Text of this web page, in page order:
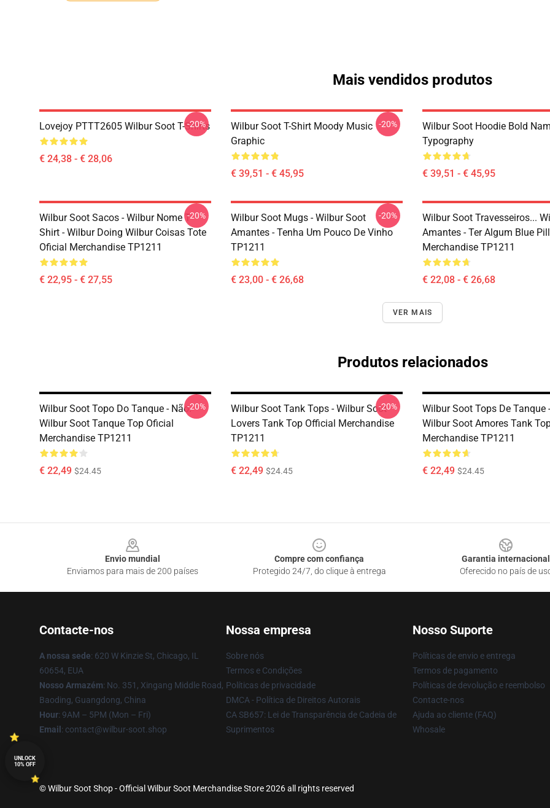
Mais vendidos produtos
Lovejoy PTTT2605 Wilbur Soot T-Shirts
€ 24,38 - € 28,06
-20%
Wilbur Soot T-Shirt Moody Music
Graphic
€ 39,51 - € 45,95
-20%
Wilbur Soot Hoodie Bold
Typography
€ 39,51 - € 45,95
Wilbur Soot Sacos - Wilbur Nome T
Shirt - Wilbur Doing Wilbur Coisas Tote
Oficial Merchandise TP1211
€ 22,95 - € 27,55
-20%
Wilbur Soot Mugs - Wilbur Soot
Amantes - Tenha Um Pouco De Vinho
TP1211
€ 23,00 - € 26,68
-20%
Wilbur Soot Travesseiros...
Amantes - Ter Algum Blue
Merchandise TP1211
€ 22,08 - € 26,68
VER MAIS
Produtos relacionados
Wilbur Soot Topo Do Tanque - Não.
Wilbur Soot Tanque Top Oficial
Merchandise TP1211
€ 22,49 $24.45
-20%
Wilbur Soot Tank Tops - Wilbur Soot
Lovers Tank Top Official Merchandise
TP1211
€ 22,49 $24.45
-20%
Wilbur Soot Tops De Tanque
Wilbur Soot Amores Tank
Merchandise TP1211
€ 22,49 $24.45
Envio mundial
Enviamos para mais de 200 países
Compre com confiança
Protegido 24/7, do clique à entrega
Garantia internacional
Oferecido no país de
Contacte-nos
A nossa sede: 620 W Kinzie St, Chicago, IL
60654, EUA
Nosso Armazém: No. 351, Xingang Middle Road,
Baoding, Guangdong, China
Hour: 9AM – 5PM (Mon – Fri)
Email : contact@wilbur-soot.shop
Nossa empresa
Sobre nós
Termos e Condições
Políticas de privacidade
DMCA - Política de Direitos Autorais
CA SB657: Lei de Transparência de Cadeia de
Suprimentos
Nosso Suporte
Políticas de envio e entrega
Termos de pagamento
Políticas de devolução e reembolso
Contacte-nos
Ajuda ao cliente (FAQ)
Whosale
© Wilbur Soot Shop - Official Wilbur Soot Merchandise Store 2026 all rights reserved
UNLOCK
10% OFF